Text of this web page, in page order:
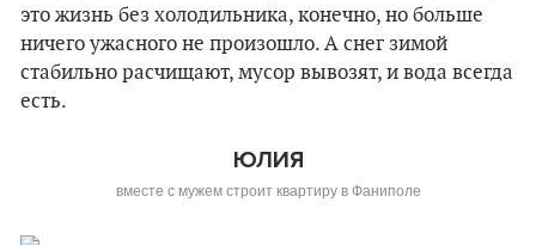
это жизнь без холодильника, конечно, но больше
ничего ужасного не произошло. А снег зимой
стабильно расчищают, мусор вывозят, и вода всегда
есть.
ЮЛИЯ
вместе с мужем строит квартиру в Фаниполе